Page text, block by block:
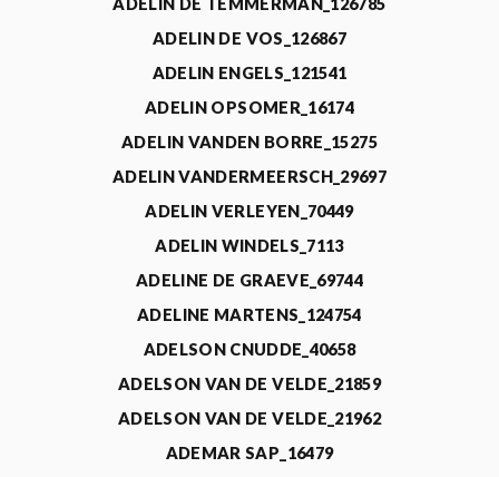
ADELIN DE TEMMERMAN_126785
ADELIN DE VOS_126867
ADELIN ENGELS_121541
ADELIN OPSOMER_16174
ADELIN VANDEN BORRE_15275
ADELIN VANDERMEERSCH_29697
ADELIN VERLEYEN_70449
ADELIN WINDELS_7113
ADELINE DE GRAEVE_69744
ADELINE MARTENS_124754
ADELSON CNUDDE_40658
ADELSON VAN DE VELDE_21859
ADELSON VAN DE VELDE_21962
ADEMAR SAP_16479